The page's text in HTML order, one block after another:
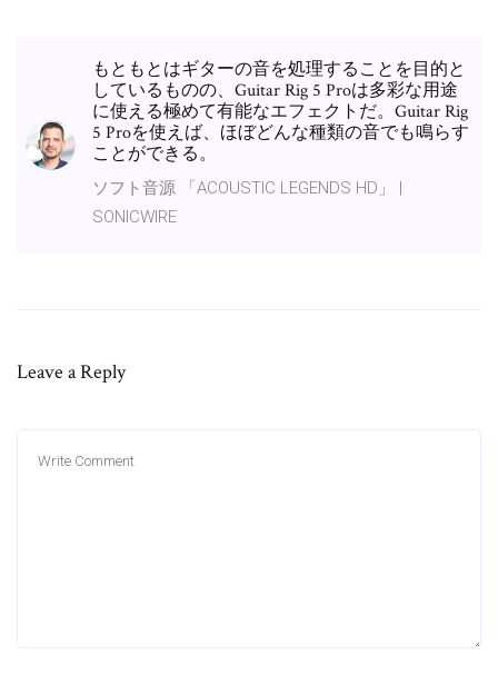
もともとはギターの音を処理することを目的と
しているものの、Guitar Rig 5 Proは多彩な用途
に使える極めて有能なエフェクトだ。Guitar Rig
5 Proを使えば、ほぼどんな種類の音でも鳴らす
ことができる。
ソフト音源 「ACOUSTIC LEGENDS HD」 |
SONICWIRE
Leave a Reply